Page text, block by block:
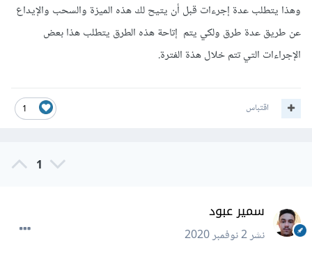
وهذا يتطلب عدة إجرءات قبل أن يتيح لك هذه الميزة والسحب والإيداع
عن طريق عدة طرق ولكي يتم إتاحة هذه الطرق يتطلب هذا بعض
الإجراءات التي تتم خلال هذة الفترة.
1 اقتباس
1
سمير عبود
نشر2 نوفمبر 2020